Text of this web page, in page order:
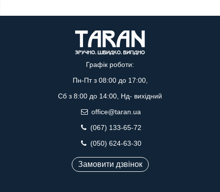
Графік роботи:
Пн-Пт з 08:00 до 17:00,
Сб з 8:00 до 14:00, Нд- вихідний
office@taran.ua
(067) 133-65-72
(050) 624-63-30
Замовити дзвінок